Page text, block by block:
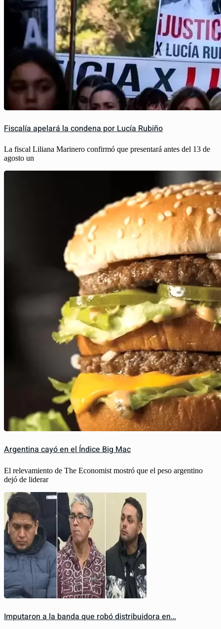
Fiscalía apelará la condena por Lucía Rubiño
La fiscal Liliana Marinero confirmó que presentará antes del 13 de
agosto un
Argentina cayó en el Índice Big Mac
El relevamiento de The Economist mostró que el peso argentino
dejó de liderar
Imputaron a la banda que robó distribuidora en…